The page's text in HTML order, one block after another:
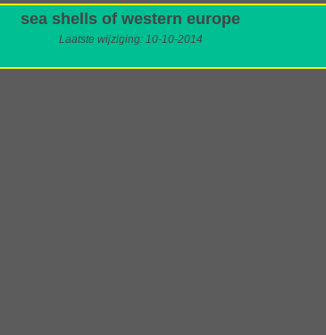
sea shells of western europe
Laatste wijziging: 10-10-2014